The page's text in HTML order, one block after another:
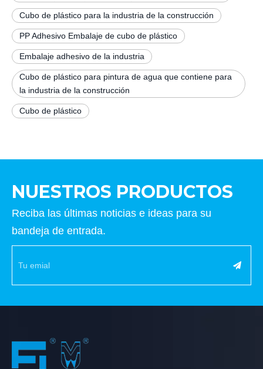
Cubo de plástico para la industria de la construcción
PP Adhesivo Embalaje de cubo de plástico
Embalaje adhesivo de la industria
Cubo de plástico para pintura de agua que contiene para
la industria de la construcción
Cubo de plástico
NUESTROS PRODUCTOS
Reciba las últimas noticias e ideas para su
bandeja de entrada.